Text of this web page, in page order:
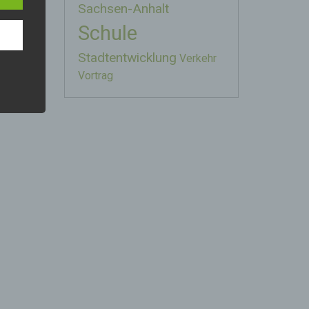
Sachsen-Anhalt
Schule
Stadtentwicklung Verkehr
Vortrag